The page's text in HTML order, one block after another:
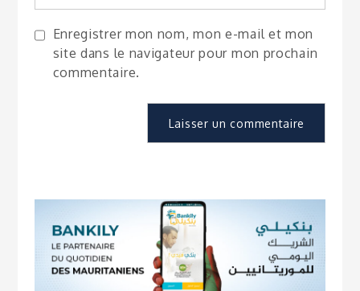
Enregistrer mon nom, mon e-mail et mon
site dans le navigateur pour mon prochain
commentaire.